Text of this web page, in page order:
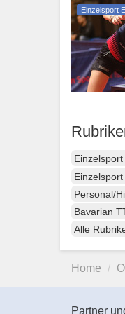
Einzelsport
Personal/
Bavarian
Alle
Home
Partner